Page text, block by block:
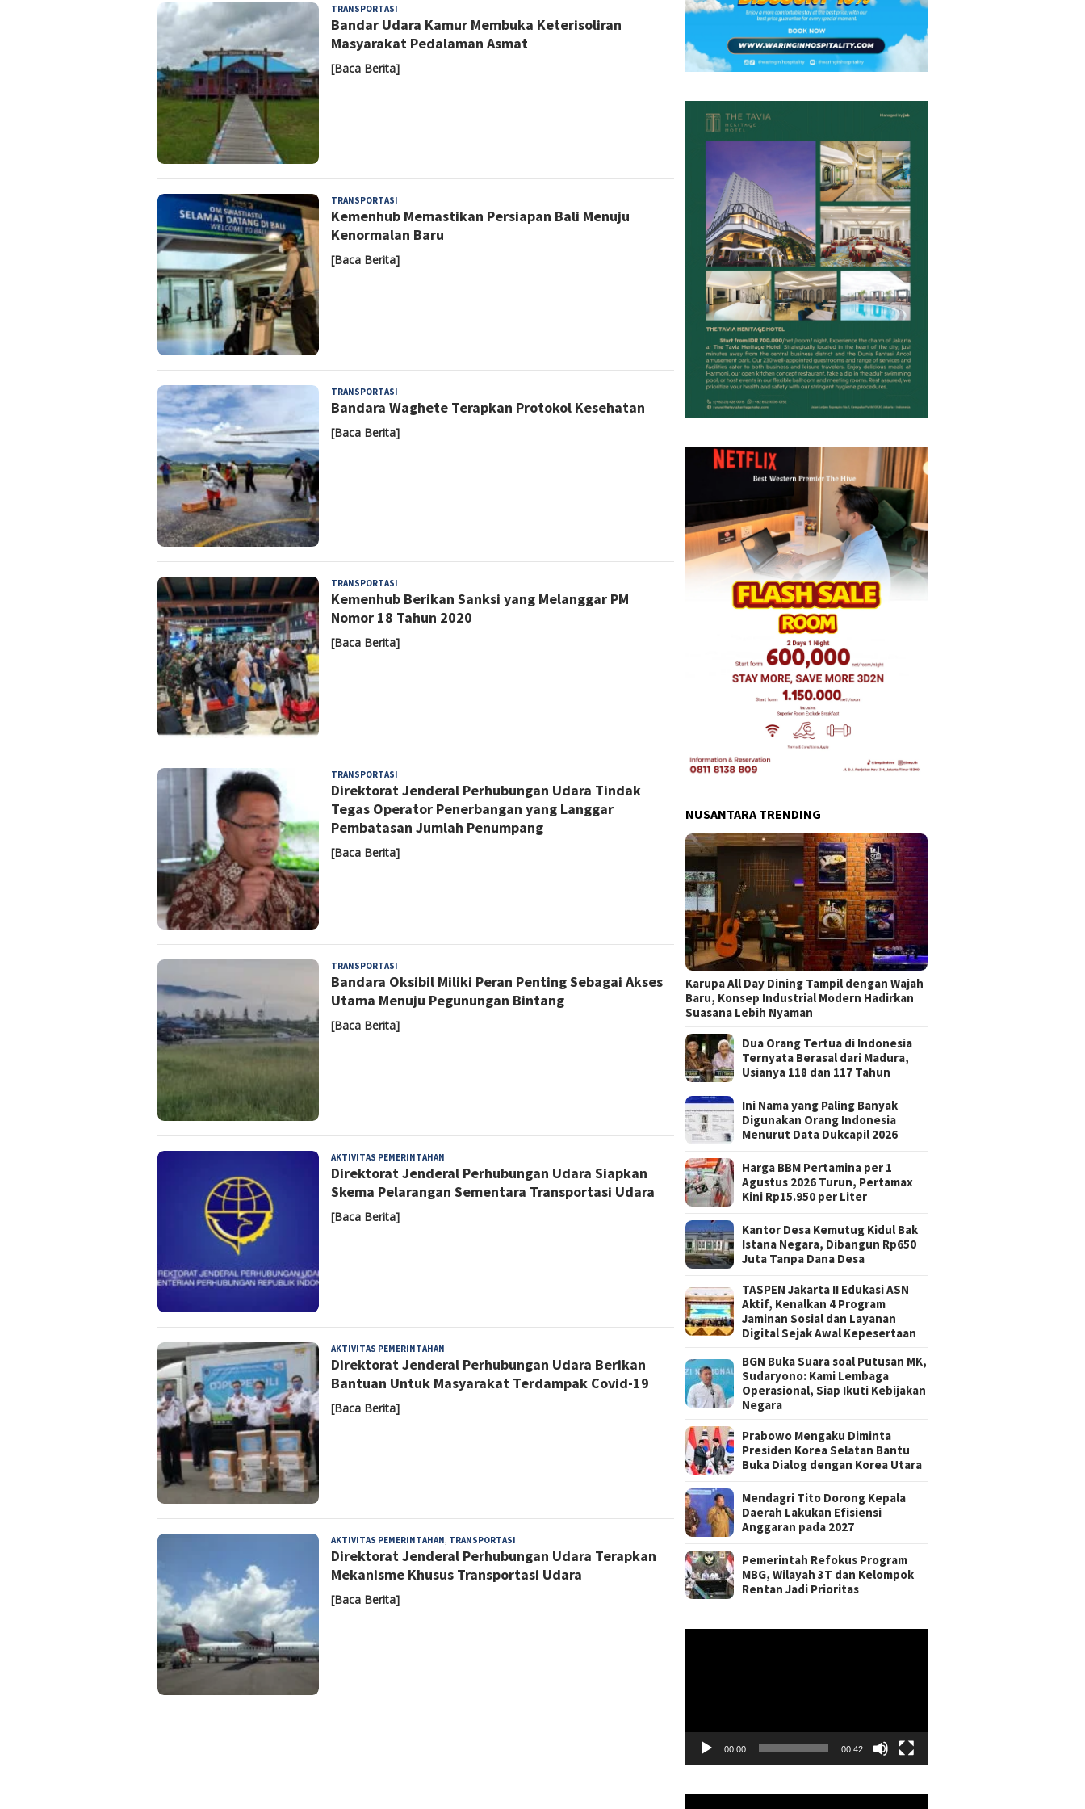
TRANSPORTASI
Sulastri
Bandar Udara Kamur Membuka Keterisoliran
Masyarakat Pedalaman Asmat
[Baca Berita]
TRANSPORTASI
Sulastri
Kemenhub Memastikan Persiapan Bali Menuju
Kenormalan Baru
[Baca Berita]
TRANSPORTASI
Sulastri
Bandara Waghete Terapkan Protokol Kesehatan
[Baca Berita]
TRANSPORTASI
Sulastri
Kemenhub Berikan Sanksi yang Melanggar PM
Nomor 18 Tahun 2020
[Baca Berita]
TRANSPORTASI
Sulastri
Direktorat Jenderal Perhubungan Udara Tindak
Tegas Operator Penerbangan yang Langgar
Pembatasan Jumlah Penumpang
[Baca Berita]
TRANSPORTASI
Sulastri
Bandara Oksibil Miliki Peran Penting Sebagai Akses
Utama Menuju Pegunungan Bintang
[Baca Berita]
AKTIVITAS PEMERINTAHAN
Sulastri
Direktorat Jenderal Perhubungan Udara Siapkan
Skema Pelarangan Sementara Transportasi Udara
[Baca Berita]
AKTIVITAS PEMERINTAHAN
Sulastri
Direktorat Jenderal Perhubungan Udara Berikan
Bantuan Untuk Masyarakat Terdampak Covid-19
[Baca Berita]
AKTIVITAS PEMERINTAHAN, TRANSPORTASI
Sulastri
Direktorat Jenderal Perhubungan Udara Terapkan
Mekanisme Khusus Transportasi Udara
[Baca Berita]
NUSANTARA TRENDING
Karupa All Day Dining Tampil dengan Wajah
Baru, Konsep Industrial Modern Hadirkan
Suasana Lebih Nyaman
Dua Orang Tertua di Indonesia
Ternyata Berasal dari Madura,
Usianya 118 dan 117 Tahun
Ini Nama yang Paling Banyak
Digunakan Orang Indonesia
Menurut Data Dukcapil 2026
Harga BBM Pertamina per 1
Agustus 2026 Turun, Pertamax
Kini Rp15.950 per Liter
Kantor Desa Kemutug Kidul Bak
Istana Negara, Dibangun Rp650
Juta Tanpa Dana Desa
TASPEN Jakarta II Edukasi ASN
Aktif, Kenalkan 4 Program
Jaminan Sosial dan Layanan
Digital Sejak Awal Kepesertaan
BGN Buka Suara soal Putusan MK,
Sudaryono: Kami Lembaga
Operasional, Siap Ikuti Kebijakan
Negara
Prabowo Mengaku Diminta
Presiden Korea Selatan Bantu
Buka Dialog dengan Korea Utara
Mendagri Tito Dorong Kepala
Daerah Lakukan Efisiensi
Anggaran pada 2027
Pemerintah Refokus Program
MBG, Wilayah 3T dan Kelompok
Rentan Jadi Prioritas
00:00 00:42